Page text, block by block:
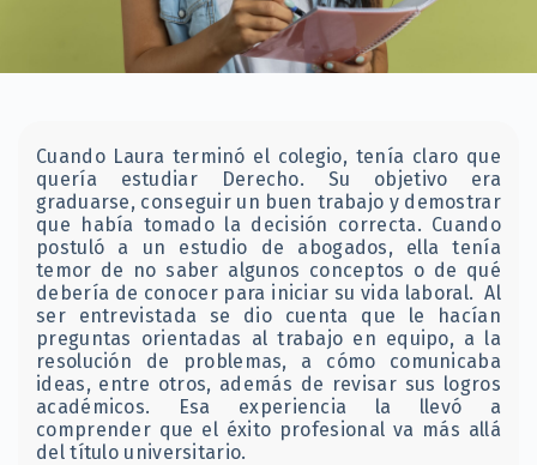
Cuando Laura terminó el colegio, tenía claro que
quería estudiar Derecho. Su objetivo era
graduarse, conseguir un buen trabajo y demostrar
que había tomado la decisión correcta. Cuando
postuló a un estudio de abogados, ella tenía
temor de no saber algunos conceptos o de qué
debería de conocer para iniciar su vida laboral. Al
ser entrevistada se dio cuenta que le hacían
preguntas orientadas al trabajo en equipo, a la
resolución de problemas, a cómo comunicaba
ideas, entre otros, además de revisar sus logros
académicos. Esa experiencia la llevó a
comprender que el éxito profesional va más allá
del título universitario.